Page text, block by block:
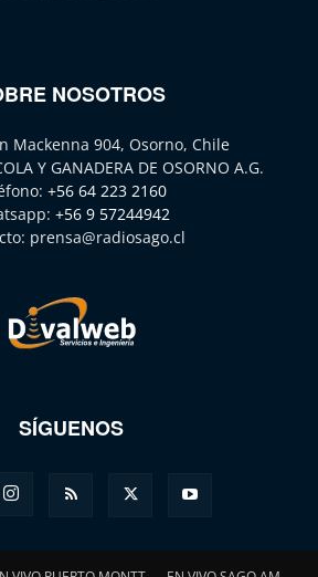
NOSOTROS
Mackenna 904, Osorno, Chile
Y GANADERA DE OSORNO A.G.
+56 64 223 2160
+56 9 57244942
prensa@radiosago.cl
SÍGUENOS